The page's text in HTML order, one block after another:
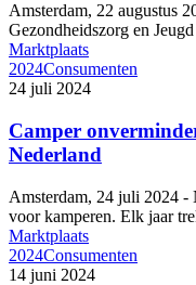
Amsterdam, 22 augustus
Gezondheidszorg en
Marktplaats
2024Consumenten
24 juli 2024
Camper
Nederland
Amsterdam, 24 juli 2024 -
voor kamperen. Elk jaar
Marktplaats
2024Consumenten
14 juni 2024